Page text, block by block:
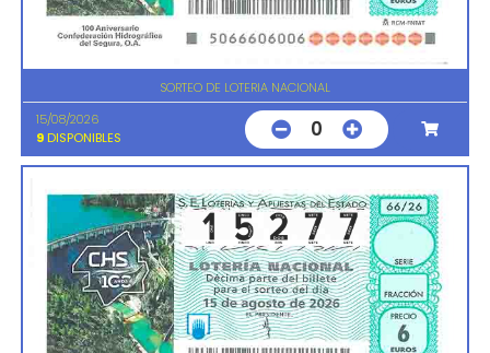
SORTEO DE LOTERIA NACIONAL
15/08/2026
9 DISPONIBLES 0